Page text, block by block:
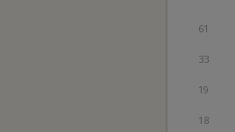
61
33
19
18